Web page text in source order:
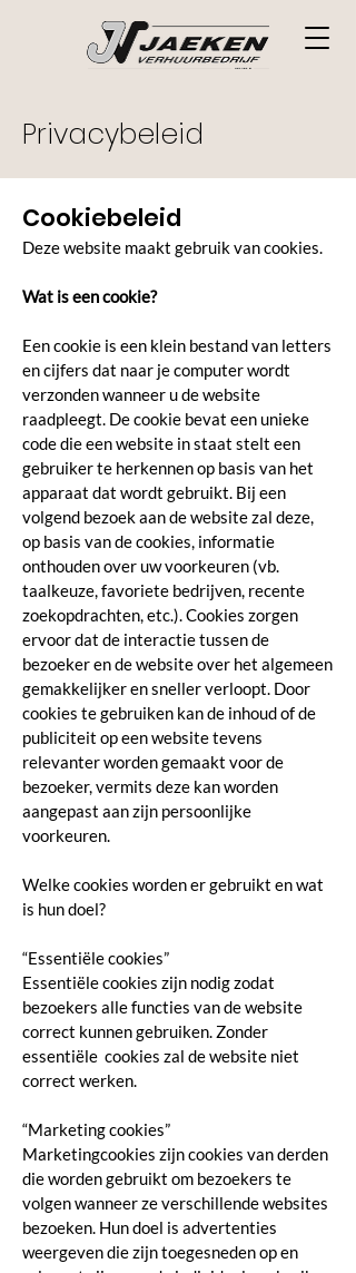
Privacybeleid
Cookiebeleid
Deze website maakt gebruik van cookies.
Wat is een cookie?
Een cookie is een klein bestand van letters
en cijfers dat naar je computer wordt
verzonden wanneer u de website
raadpleegt. De cookie bevat een unieke
code die een website in staat stelt een
gebruiker te herkennen op basis van het
apparaat dat wordt gebruikt. Bij een
volgend bezoek aan de website zal deze,
op basis van de cookies, informatie
onthouden over uw voorkeuren (vb.
taalkeuze, favoriete bedrijven, recente
zoekopdrachten, etc.). Cookies zorgen
ervoor dat de interactie tussen de
bezoeker en de website over het algemeen
gemakkelijker en sneller verloopt. Door
cookies te gebruiken kan de inhoud of de
publiciteit op een website tevens
relevanter worden gemaakt voor de
bezoeker, vermits deze kan worden
aangepast aan zijn persoonlijke
voorkeuren.
Welke cookies worden er gebruikt en wat
is hun doel?
“Essentiële cookies”
Essentiële cookies zijn nodig zodat
bezoekers alle functies van de website
correct kunnen gebruiken. Zonder
essentiële cookies zal de website niet
correct werken.
“Marketing cookies”
Marketingcookies zijn cookies van derden
die worden gebruikt om bezoekers te
volgen wanneer ze verschillende websites
bezoeken. Hun doel is advertenties
weergeven die zijn toegesneden op en